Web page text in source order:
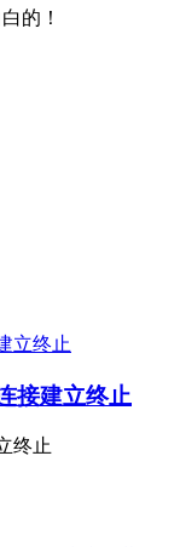
的！
接建立终止
终止